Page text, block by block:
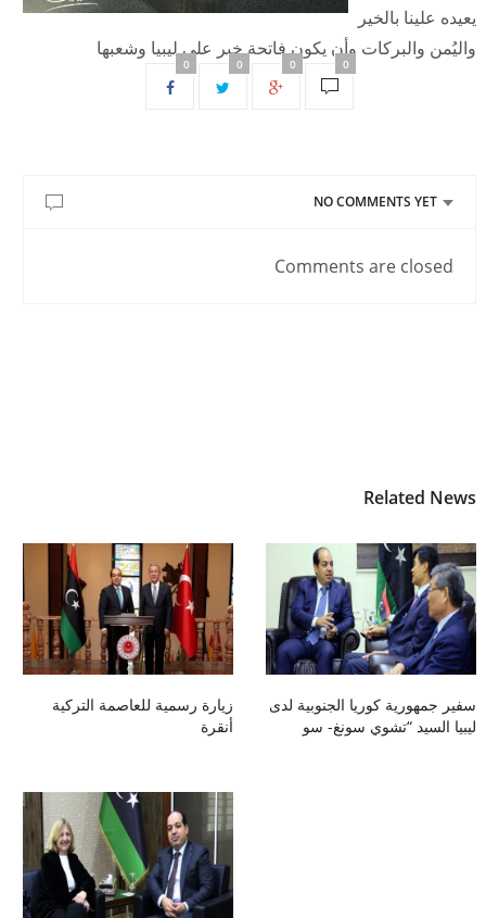
يعيده علينا بالخير
واليُمن والبركات وأن يكون فاتحة خير على ليبيا وشعبها
0 0 0 0
NO COMMENTS YET
Comments are closed
Related News
زيارة رسمية للعاصمة التركية
أنقرة
سفير جمهورية كوريا الجنوبية لدى
ليبيا السيد “تشوي سونغ- سو